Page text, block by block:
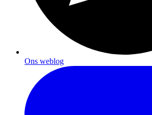
Ons weblog